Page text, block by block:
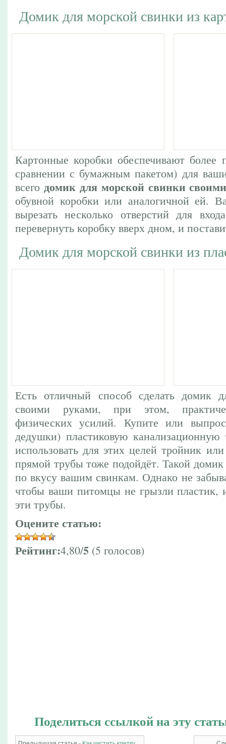
Домик для морской свинки из
Картонные коробки обеспечивают более
сравнении с бумажным пакетом) для
всего домик для морской свинки
обувной коробки или аналогичной ей.
вырезать несколько отверстий для
перевернуть коробку вверх дном, и
Домик для морской свинки из
Есть отличный способ сделать домик
своими руками, при этом,
физических усилий. Купите или
дедушки) пластиковую
использовать для этих целей тройник
прямой трубы тоже подойдёт. Такой
по вкусу вашим свинкам. Однако не
чтобы ваши питомцы не грызли пластик,
эти трубы.
Оцените статью:
Рейтинг:4,80/5 (5 голосов)
Поделиться ссылкой на эту